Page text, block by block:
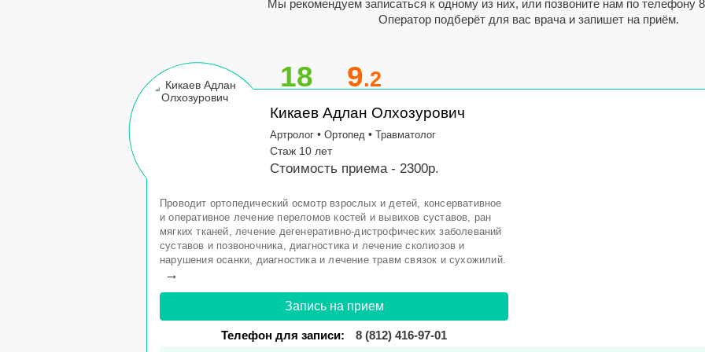
Мы рекомендуем записаться к одному из них, или позвоните нам по телефону
Оператор подберёт для вас врача и запишет на приём.
18 9.2
Кикаев Адлан Олхозурович
Артролог • Ортопед • Травматолог
Стаж 10 лет
Стоимость приема - 2300р.
Проводит ортопедический осмотр взрослых и детей, консервативное
и оперативное лечение переломов костей и вывихов суставов, ран
мягких тканей, лечение дегенеративно-дистрофических заболеваний
суставов и позвоночника, диагностика и лечение сколиозов и
нарушения осанки, диагностика и лечение травм связок и сухожилий.
→
Запись на прием
Телефон для записи: 8 (812) 416-97-01